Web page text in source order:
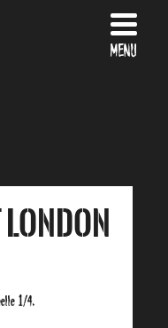
1/4.
MENU